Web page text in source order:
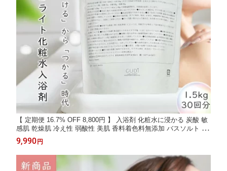
【 定期便 16.7% OFF 8,800円 】 入浴剤 化粧水に浸かる 炭酸 敏
感肌 乾燥肌 冷え性 弱酸性 美肌 香料着色料無添加 バスソルト 美
肌 マグネシウム プレゼント 女性 男性 高級 オシャレ リラックス
温泉 贈り物 サンゴライトバスソルトプラス 1.5kg 1ヶ月定期便
9,990 円